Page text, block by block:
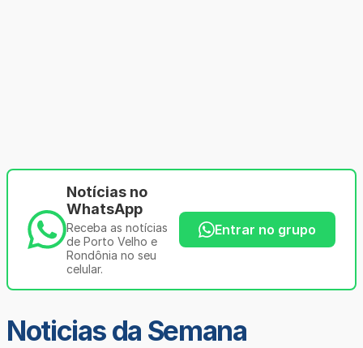
Notícias no
WhatsApp
Receba as notícias
de Porto Velho e
Rondônia no seu
celular.
Entrar no grupo
Noticias da Semana